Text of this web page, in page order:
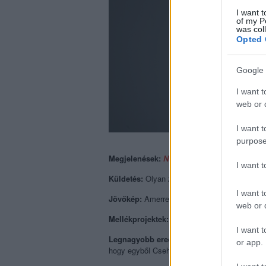
I want
of my
was
Opted
Google
I want
web or
I want
I want
I want
web or
I want
or app.
Megjelenések: NB1 Mixtape
Küldetés: Olyan zenét csinálni itthon, mint
Jövőkép: Amerre visz a sors, igyekszünk
Mellékprojektek:
Legnagyobb eredmény, elismerés:
Friss
hogy egyből Cseh Tamás Program által